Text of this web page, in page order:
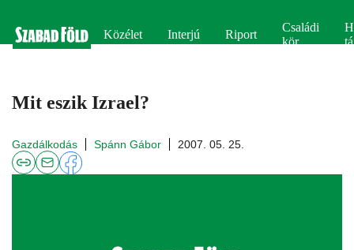
Közélet Interjú Riport
Családi
kör
Mit eszik Izrael?
Gazdálkodás Spánn Gábor 2007. 05. 25.